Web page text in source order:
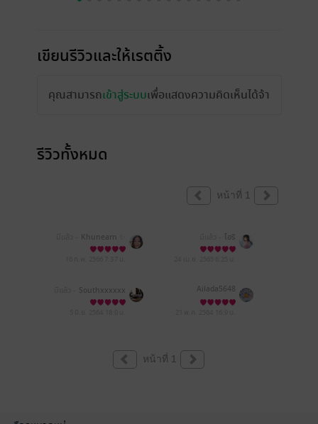
เขียนรีวิวและให้เรตติ้ง
คุณสามารถเข้าสู่ระบบเพื่อแสดงความคิดเห็นได้จ้า
รีวิวทั้งหมด
หน้าที่ 1
Khunearn ✨ โฮริ
Southxxxxxx Ailada5648
หน้าที่ 1